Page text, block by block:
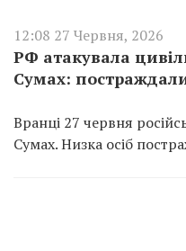
12:08 27 Червня, 2026
РФ атакувала
Сумах: постраждали
Вранці 27 червня
Сумах. Низка осіб